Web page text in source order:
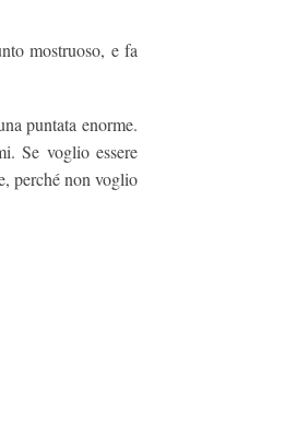
mostruoso, e fa
puntata enorme.
Se voglio essere
perché non voglio